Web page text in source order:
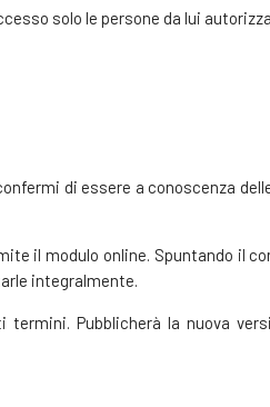
solo le persone da lui
di essere a conoscenza
il modulo online. Spuntando il
integralmente.
Pubblicherà la nuova